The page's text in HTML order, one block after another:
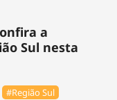
a
Sul nesta
#Região Sul